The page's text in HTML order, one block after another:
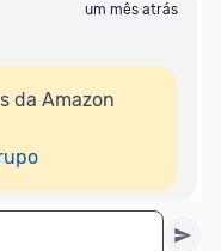
um mês atrás
da Amazon